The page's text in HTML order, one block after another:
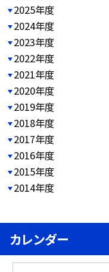
2025年度
2024年度
2023年度
2022年度
2021年度
2020年度
2019年度
2018年度
2017年度
2016年度
2015年度
2014年度
カレンダー